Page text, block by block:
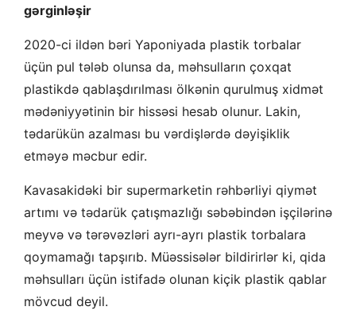
gərginləşir
2020-ci ildən bəri Yaponiyada plastik torbalar
üçün pul tələb olunsa da, məhsulların çoxqat
plastikdə qablaşdırılması ölkənin qurulmuş xidmət
mədəniyyətinin bir hissəsi hesab olunur. Lakin,
tədarükün azalması bu vərdişlərdə dəyişiklik
etməyə məcbur edir.
Kavasakidəki bir supermarketin rəhbərliyi qiymət
artımı və tədarük çatışmazlığı səbəbindən işçilərinə
meyvə və tərəvəzləri ayrı-ayrı plastik torbalara
qoymamağı tapşırıb. Müəssisələr bildirirlər ki, qida
məhsulları üçün istifadə olunan kiçik plastik qablar
mövcud deyil.